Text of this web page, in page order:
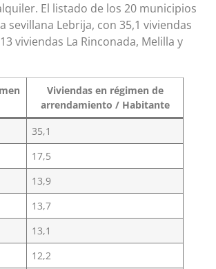
El listado de los 20 municipios
Lebrija, con 35,1 viviendas
viviendas La Rinconada, Melilla y
Viviendas en régimen de
arrendamiento / Habitante
35,1
17,5
13,9
13,7
13,1
12,2